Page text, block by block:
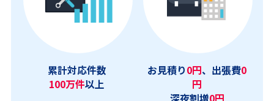
累計対応件数
100万件以上
お見積り0円、出張費0
円
深夜割増0円